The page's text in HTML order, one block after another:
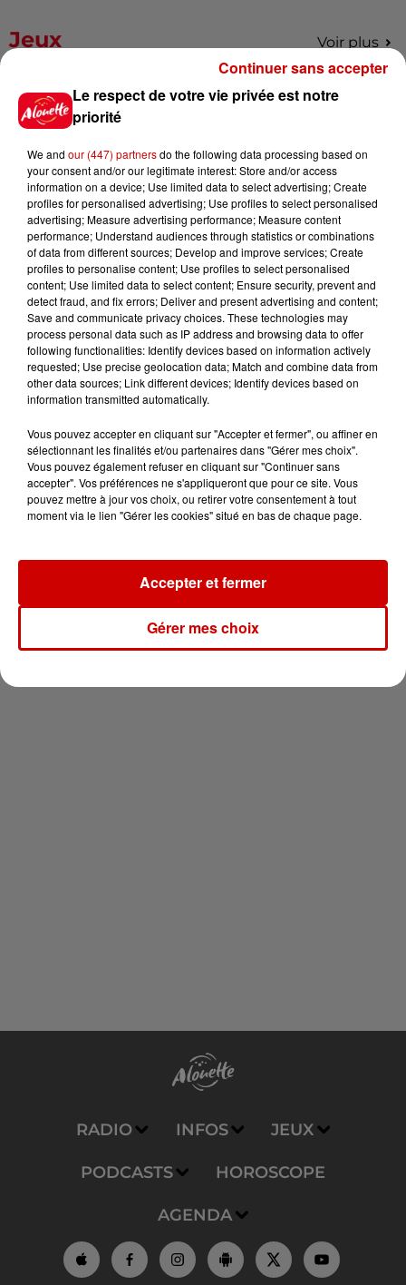
Jeux Voir plus
Gagnez vos places pour le
Festival du Roi Arthur 2026 !
Gagnez vos entrées pour le
Musée du Sport Automobile au
Mans !
Alouette vous invite à
Futuroscope Xperiences !
Le Duel - Gagnez votre balade
en jet ski !
Newsletter
RADIO INFOS JEUX
PODCASTS HOROSCOPE
AGENDA
Le respect de votre vie privée est notre
priorité
We and our (447) partnersdo the following data processing based on
your consent and/or our legitimate interest: Store and/or access
information on a device; Use limited data to select advertising; Create
profiles for personalised advertising; Use profiles to select personalised
advertising; Measure advertising performance; Measure content
performance; Understand audiences through statistics or combinations
of data from different sources; Develop and improve services; Create
profiles to personalise content; Use profiles to select personalised
content; Use limited data to select content; Ensure security, prevent and
detect fraud, and fix errors; Deliver and present advertising and content;
Save and communicate privacy choices. These technologies may
process personal data such as IP address and browsing data to offer
following functionalities: Identify devices based on information actively
requested; Use precise geolocation data; Match and combine data from
other data sources; Link different devices; Identify devices based on
information transmitted automatically.
Vous pouvez accepter en cliquant sur "Accepter et fermer", ou affiner en
sélectionnant les finalités et/ou partenaires dans "Gérer mes choix".
Vous pouvez également refuser en cliquant sur "Continuer sans
accepter". Vos préférences ne s'appliqueront que pour ce site. Vous
pouvez mettre à jour vos choix, ou retirer votre consentement à tout
moment via le lien "Gérer les cookies" situé en bas de chaque page.
Gérer mes choix
Accepter et fermer
Continuer sans accepter